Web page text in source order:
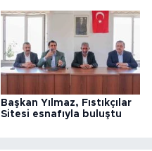
Başkan Yılmaz, Fıstıkçılar
Sitesi esnafıyla buluştu